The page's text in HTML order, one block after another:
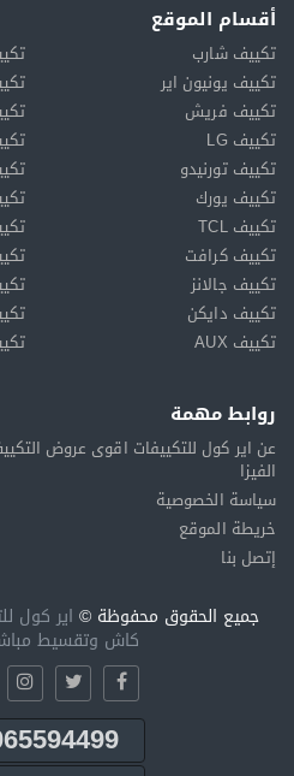
أقسام الموقع
تكييف شارب
تكييف يونيون اير
تكييف فريش
تكييف LG
تكييف تورنيدو
تكييف يورك
تكييف TCL
تكييف كرافت
تكييف جالانز
تكييف دايكن
تكييف AUX
روابط مهمة
عن اير كول للتكييفات اقوى عروض
الفيزا
سياسة الخصوصية
خريطة الموقع
إتصل بنا
جميع الحقوق محفوظة © اير كول
كاش وتقسيط